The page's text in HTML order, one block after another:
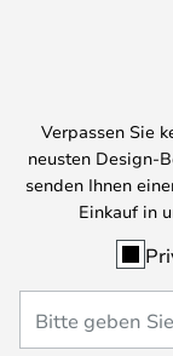
Verpassen Sie
neusten Design-
senden Ihnen
Einkauf in